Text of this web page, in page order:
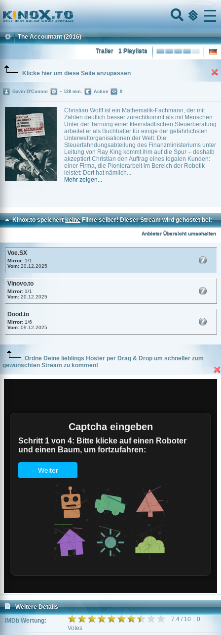
Home
Menu
The Accountant (2016)
1 Playlists
Trailer
Klicke hier um diese Seite anzupassen
Christian Wolff ist ein Mathematik-Fachmann, der mit
Zahlen deutlich besser zurechtkommt als mit Menschen.
Unter der Tarnung einer kleinstädtischen Steuerberatung
arbeitet er als Buchhalter für einige der gefährlichsten
Unterweltorganisationen der Welt. Die
Steuerfahndungsabteilung des Finanzministeriums unter
Leitung von Ray King kommt ihm auf die Spur – deshalb
akzeptiert Christian den Auftrag eines legalen Kunden:
einer Firma, die Pionierarbeit im Bereich der Robotik
leistet: Dort hat nämlich...
Mehr zeigen...
Gavin O'Connor ~ 128 min. Action 0
Kinox.to speichertkeineFilme selber! Dieser Stream wird gehostet bei:
Anbieter Übersicht umschalten
Voe.SX
Mirror: 1/1
Vom: 20.12.2025
Vinovo.to
Mirror: 1/1
Vom: 20.12.2025
Dood.to
Mirror: 1/6
Vom: 09.12.2025
Ordne Deine lieblings Hoster per Drag & Drop um schneller zum
gewünschten Stream zu kommen!
Weitere Details
IMDb Wertung:
7.4 / 10 :: 0
Votes